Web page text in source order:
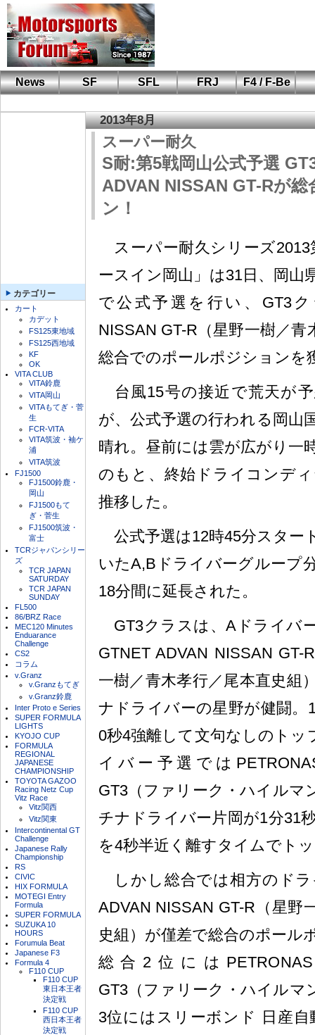
News SF SFL FRJ
F4 / F-Be
カテゴリー
カート
カデット
FS125東地域
FS125西地域
KF
OK
VITA CLUB
VITA鈴鹿
VITA岡山
VITAもてぎ・菅
生
FCR-VITA
VITA筑波・袖ケ
浦
VITA筑波
FJ1500
FJ1500鈴鹿・
岡山
FJ1500もて
ぎ・菅生
FJ1500筑波・
富士
TCRジャパンシリー
ズ
TCR JAPAN
SATURDAY
TCR JAPAN
SUNDAY
FL500
86/BRZ Race
MEC120 Minutes
Enduarance
Challenge
CS2
コラム
v.Granz
v.Granzもてぎ
v.Granz鈴鹿
Inter Proto e Series
SUPER FORMULA
LIGHTS
KYOJO CUP
FORMULA
REGIONAL
JAPANESE
CHAMPIONSHIP
TOYOTA GAZOO
Racing Netz Cup
Vitz Race
Vitz関西
Vitz関東
Intercontinental GT
Challenge
Japanese Rally
Championship
RS
CIVIC
HIX FORMULA
MOTEGI Entry
Formula
SUPER FORMULA
SUZUKA 10
HOURS
Forumula Beat
Japanese F3
Formula 4
F110 CUP
F110 CUP
東日本王者
決定戦
F110 CUP
西日本王者
決定戦
2013年8月
スーパー耐久
S耐:第5戦岡山公式予選
ADVAN NISSAN GT-Rが
ン！
スーパー耐久シリーズ2013
ースイン岡山」は31日、岡山
で公式予選を行い、GT3ク
NISSAN GT-R（星野一樹／
総合でのポールポジションを
台風15号の接近で荒天が
が、公式予選の行われる岡山
晴れ。昼前には雲が広がり一
のもと、終始ドライコンデ
推移した。
公式予選は12時45分スター
いたA,Bドライバーグループ
18分間に延長された。
GT3クラスは、Aドライバ
GTNET ADVAN NISSAN GT-
一樹／青木孝行／尾本直史組
ナドライバーの星野が健闘。
0秒4強離して文句なしのト
イバー予選では
GT3（ファリーク・ハイルマ
チナドライバー片岡が1分31
を4秒半近く離すタイムでト
しかし総合では相方のドラ
ADVAN NISSAN GT-R（星野
史組）が僅差で総合のポール
総合2位にはPETRONAS
GT3（ファリーク・ハイルマ
3位にはスリーボンド 日産自